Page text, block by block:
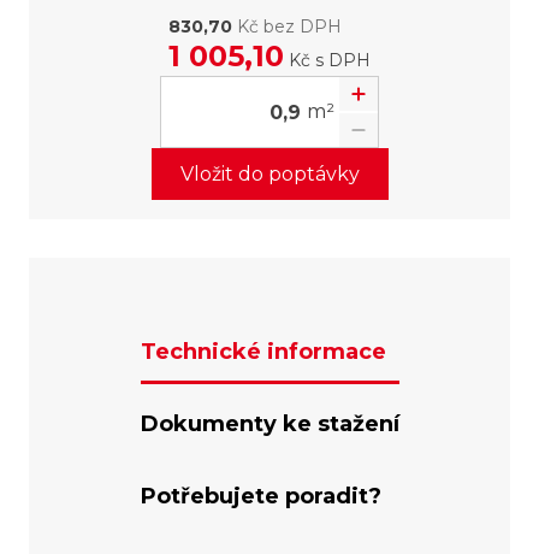
830,70 Kč bez DPH
1 005,10 Kč s DPH
m²
Vložit do poptávky
Technické informace
Dokumenty ke stažení
Potřebujete poradit?